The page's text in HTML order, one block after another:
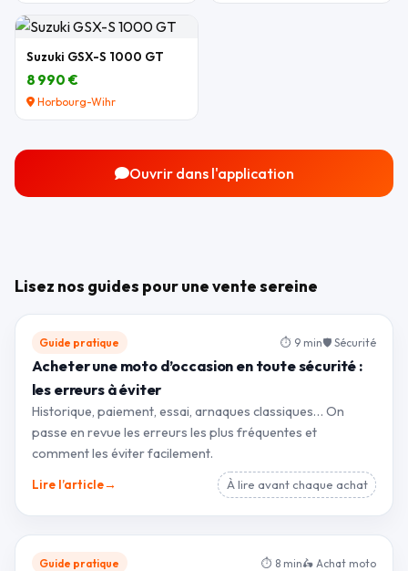
Suzuki GSX-S 1000 GT
8 990 €
Horbourg-Wihr
Ouvrir dans l'application
Lisez nos guides pour une vente sereine
Guide pratique ⏱ 9 min🛡 Sécurité
Acheter une moto d’occasion en toute sécurité :
les erreurs à éviter
Historique, paiement, essai, arnaques classiques… On
passe en revue les erreurs les plus fréquentes et
comment les éviter facilement.
Lire l’article→ À lire avant chaque achat
Guide pratique ⏱ 8 min🛵 Achat moto